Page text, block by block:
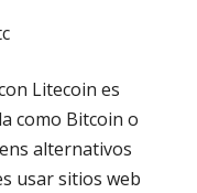
Litecoin es
como Bitcoin o
alternativos
usar sitios web